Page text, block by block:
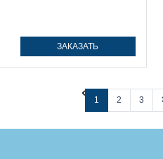
ЗАКАЗАТЬ
1 2 3